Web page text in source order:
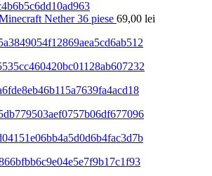
Nether 36 piese 69,00 lei